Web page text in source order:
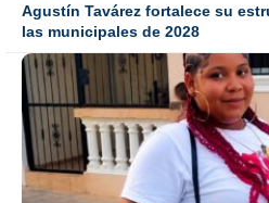
Agustín Tavárez fortalece su
las municipales de 2028